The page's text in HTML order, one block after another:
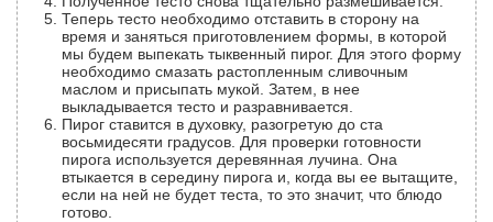
Теперь тесто необходимо отставить в сторону на
время и заняться приготовлением формы, в которой
мы будем выпекать тыквенный пирог. Для этого форму
необходимо смазать растопленным сливочным
маслом и присыпать мукой. Затем, в нее
выкладывается тесто и разравнивается.
Пирог ставится в духовку, разогретую до ста
восьмидесяти градусов. Для проверки готовности
пирога используется деревянная лучина. Она
втыкается в середину пирога и, когда вы ее вытащите,
если на ней не будет теста, то это значит, что блюдо
готово.